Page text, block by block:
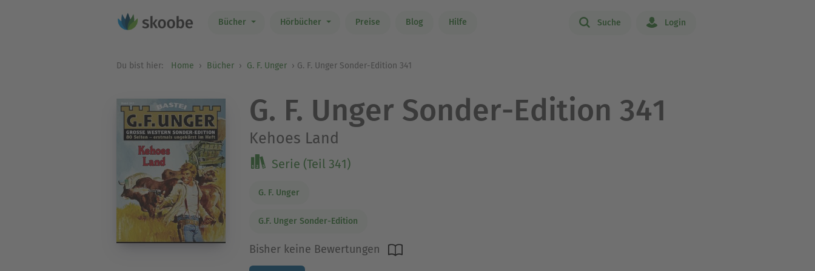
Bücher Hörbücher Preise Blog Hilfe Suche Login
Du bist hier: Home Bücher G. F. Unger G. F. Unger Sonder-Edition 341
G. F. Unger Sonder-Edition 341
Kehoes Land
Serie (Teil 341)
G. F. Unger
G.F. Unger Sonder-Edition
Bisher keine Bewertungen